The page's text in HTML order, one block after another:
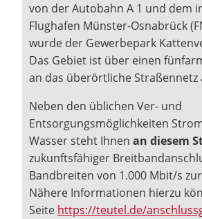
von der Autobahn A 1 und dem
Flughafen Münster-Osnabrück
wurde der Gewerbepark
Das Gebiet ist über einen
an das überörtliche Straßennetz
Neben den üblichen Ver- und
Entsorgungsmöglichkeiten
Wasser steht Ihnen an diesem
zukunftsfähiger
Bandbreiten von 1.000 Mbit/s
Nähere Informationen hierzu
Seite https://teutel.de/